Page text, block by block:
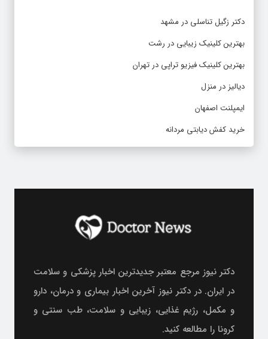
دکتر زگیل تناسلی در مشهد
بهترین کلینیک زیبایی در رشت
بهترین کلینیک فیزیو تراپی در تهران
دیالیز در منزل
ایمپلنت اصفهان
خرید کفش دیابتی مردانه
دکتر نیوز مرجع معتبر جدیدترین اخبار پزشکی و سلامت
در ایران. در دکتر نیوز آخرین اخبار بیماری و درمان، دارو
و مکمل، رژیم غذایی، زیبایی و سلامت، طب سنتی و
کرونا را مطالعه کنید.